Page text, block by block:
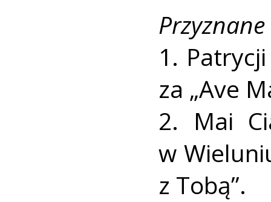
1.
za „Ave
2. Mai
w
z Tobą”.